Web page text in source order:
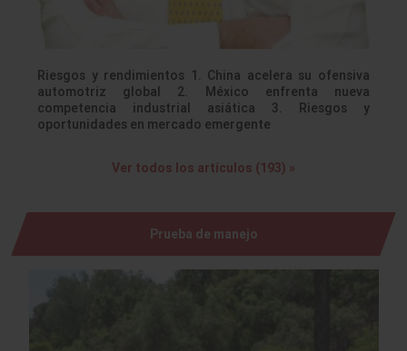
Riesgos y rendimientos 1. China acelera su ofensiva
automotriz global 2. México enfrenta nueva
competencia industrial asiática 3. Riesgos y
oportunidades en mercado emergente
Ver todos los artículos (193) »
Prueba de manejo